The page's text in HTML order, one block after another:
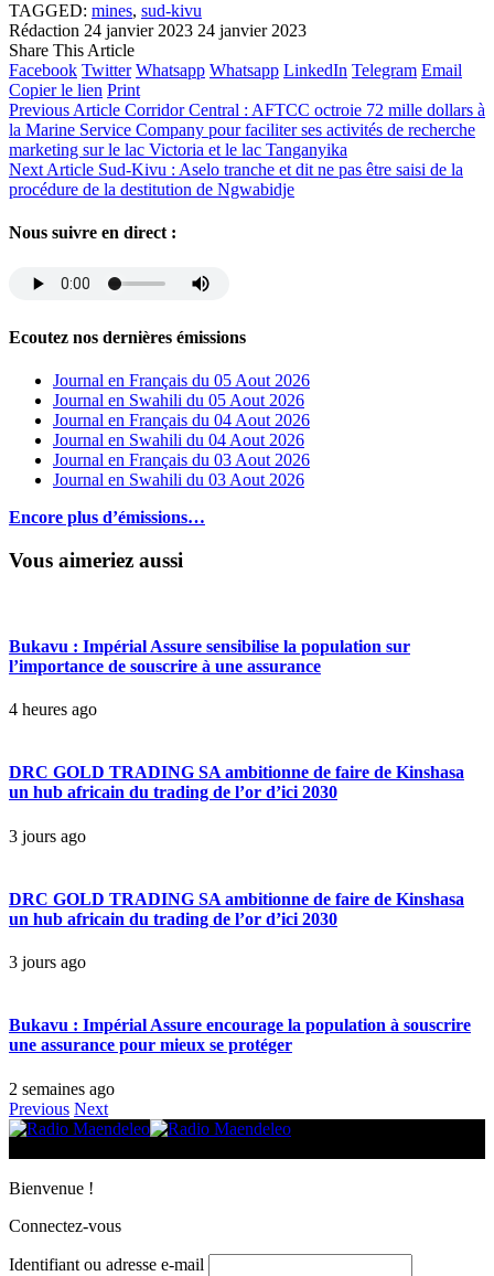
TAGGED: mines, sud-kivu
Rédaction 24 janvier 2023 24 janvier 2023
Share This Article
Facebook Twitter Whatsapp Whatsapp LinkedIn Telegram Email
Copier le lien Print
Previous Article Corridor Central : AFTCC octroie 72 mille dollars à
la Marine Service Company pour faciliter ses activités de recherche
marketing sur le lac Victoria et le lac Tanganyika
Next Article Sud-Kivu : Aselo tranche et dit ne pas être saisi de la
procédure de la destitution de Ngwabidje
Nous suivre en direct :
Ecoutez nos dernières émissions
Journal en Français du 05 Aout 2026
Journal en Swahili du 05 Aout 2026
Journal en Français du 04 Aout 2026
Journal en Swahili du 04 Aout 2026
Journal en Français du 03 Aout 2026
Journal en Swahili du 03 Aout 2026
Encore plus d’émissions…
Vous aimeriez aussi
Bukavu : Impérial Assure sensibilise la population sur
l’importance de souscrire à une assurance
4 heures ago
DRC GOLD TRADING SA ambitionne de faire de Kinshasa
un hub africain du trading de l’or d’ici 2030
3 jours ago
DRC GOLD TRADING SA ambitionne de faire de Kinshasa
un hub africain du trading de l’or d’ici 2030
3 jours ago
Bukavu : Impérial Assure encourage la population à souscrire
une assurance pour mieux se protéger
2 semaines ago
Previous Next
Bienvenue !
Connectez-vous
Identifiant ou adresse e-mail